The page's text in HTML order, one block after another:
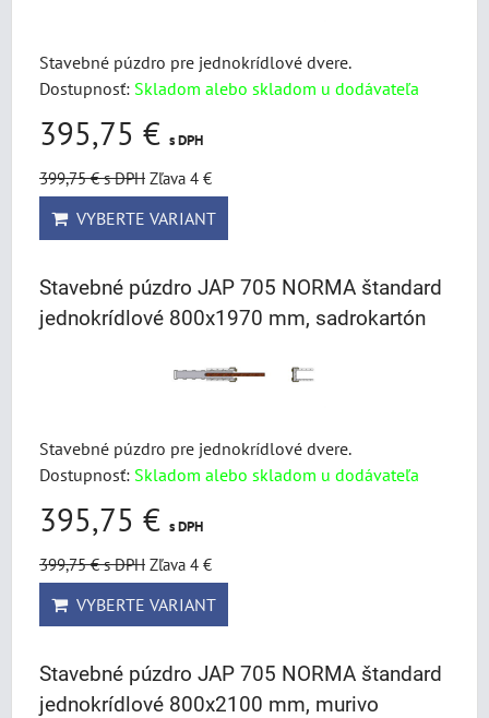
Stavebné púzdro pre jednokrídlové dvere.
Dostupnosť: Skladom alebo skladom u dodávateľa
395,75 € s DPH
399,75 €s DPH Zľava 4 €
VYBERTE VARIANT
Stavebné púzdro JAP 705 NORMA štandard
jednokrídlové 800x1970 mm, sadrokartón
Stavebné púzdro pre jednokrídlové dvere.
Dostupnosť: Skladom alebo skladom u dodávateľa
395,75 € s DPH
399,75 €s DPH Zľava 4 €
VYBERTE VARIANT
Stavebné púzdro JAP 705 NORMA štandard
jednokrídlové 800x2100 mm, murivo